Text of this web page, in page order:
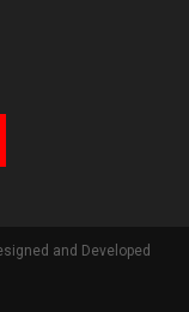
and Developed